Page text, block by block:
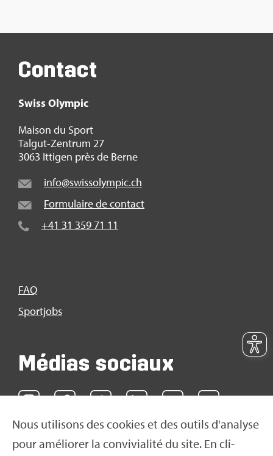
Nous uti­li­sons des cookies et des outils d'ana­lyse
pour amé­lio­rer la convi­via­lité du site. En cli­
Contact
Swiss Olym­pic
Mai­son du Sport
Tal­gut-Zen­trum 27
3063 Itti­gen près de Berne
info@​swi​ssol​ympi​c.​ch
For­mu­laire de contact
+41 31 359 71 11
FAQ
Sport­jobs
Médias sociaux